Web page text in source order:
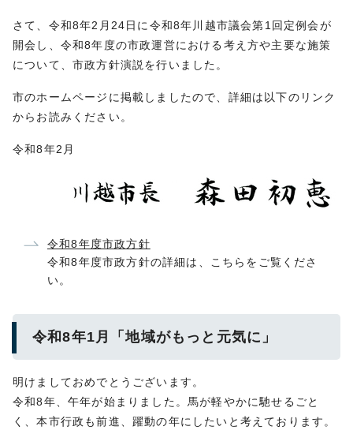
さて、令和8年2月24日に令和8年川越市議会第1回定例会が
開会し、令和8年度の市政運営における考え方や主要な施策
について、市政方針演説を行いました。
市のホームページに掲載しましたので、詳細は以下のリンク
からお読みください。
令和8年2月
令和8年度市政方針
令和8年度市政方針の詳細は、こちらをご覧くださ
い。
令和8年1月「地域がもっと元気に」
明けましておめでとうございます。
令和8年、午年が始まりました。馬が軽やかに馳せるごと
く、本市行政も前進、躍動の年にしたいと考えております。